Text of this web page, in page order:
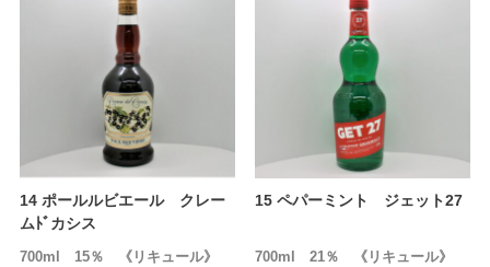
14 ポールルビエール クレー
ムﾄﾞカシス
700ml 15％ 《リキュール》
15 ペパーミント ジェット27
700ml 21％ 《リキュール》